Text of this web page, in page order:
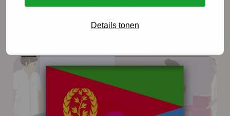
Details tonen
Introductie kraamzorg en GIZ Berbers